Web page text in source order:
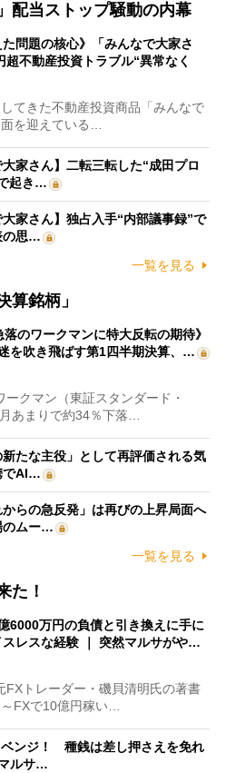
配当ストップ騒動の内幕
た問題の核心》「みんなで大家さ
超不動産投資トラブル“異常なく
てきた不動産投資商品「みんなで
を迎えている…
家さん】二転三転した“成田プロ
起き…
大家さん】独占入手“内部議事録”で
の思…
一覧を見る
算銘柄」
落のワークマンに特大反転の期待》
を吹き飛ばす第1四半期決算、…
クマン（東証スタンダード・
あまりで約34％下落…
たな主役」として再評価される気
でAI…
らの急反発」は再びの上昇局面へ
のムー…
一覧を見る
た！
6000万円の負債と引き換えに手に
スレスな経験 ｜ 突然マルサがや…
トレーダー・磯貝清明氏の著書
～FXで10億円稼い…
ベンジ！ 種銭は差し押さえを免れ
ルサ…